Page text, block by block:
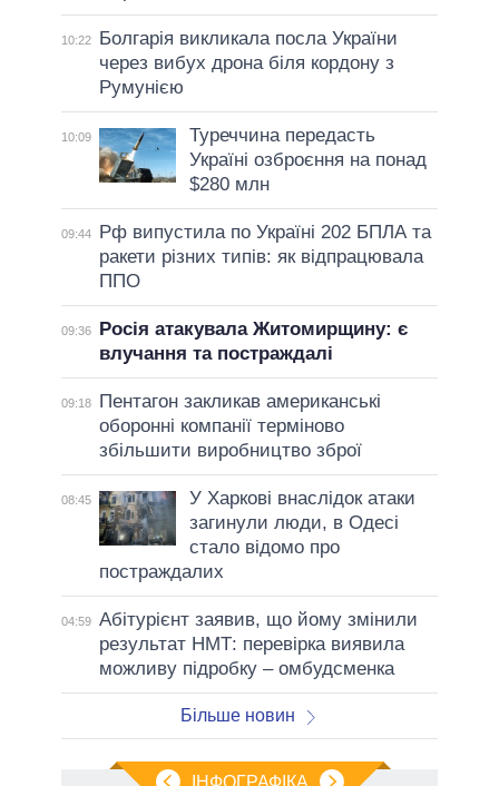
10:22
Болгарія викликала посла України
через вибух дрона біля кордону з
Румунією
10:09
Туреччина передасть
Україні озброєння на понад
$280 млн
09:44
Рф випустила по Україні 202 БПЛА та
ракети різних типів: як відпрацювала
ППО
09:36
Росія атакувала Житомирщину: є
влучання та постраждалі
09:18
Пентагон закликав американські
оборонні компанії терміново
збільшити виробництво зброї
08:45
У Харкові внаслідок атаки
загинули люди, в Одесі
стало відомо про
постраждалих
04:59 Абітурієнт заявив, що йому змінили
результат НМТ: перевірка виявила
можливу підробку – омбудсменка
Більше новин
ІНФОГРАФІКА